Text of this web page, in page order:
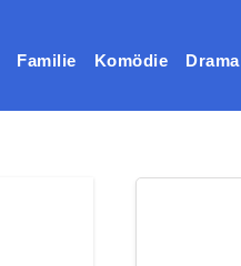
Familie Komödie Drama